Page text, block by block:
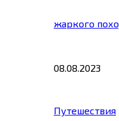
жаркого
08.08.2023
Путешествия